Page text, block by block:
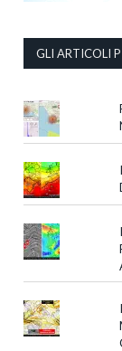
GLI ARTICOLI